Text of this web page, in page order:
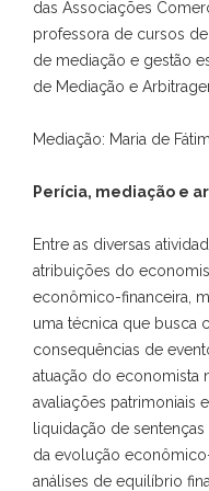
das Associações
professora de cursos
de mediação e gestão
de Mediação e
Mediação: Maria de
Perícia, mediação e
Entre as diversas
atribuições do
econômico-financeira,
uma técnica que busca
consequências de
atuação do economista
avaliações patrimoniais
liquidação de
da evolução
análises de equilíbrio